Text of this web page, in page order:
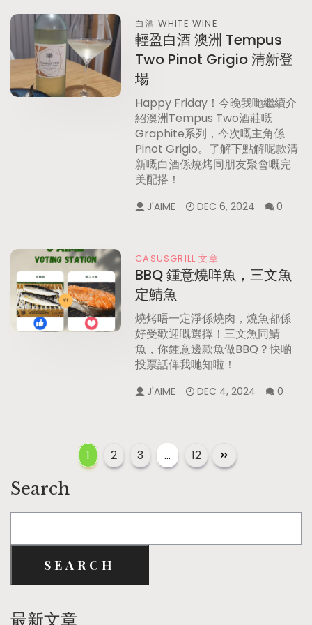
白酒 WHITE WINE
輕盈白酒 澳洲 Tempus
Two Pinot Grigio 清新登
場
Happy Friday！今晚我哋繼續介
紹澳洲Tempus Two酒莊嘅
Graphite系列，今次嘅主角係
Pinot Grigio。了解下點解呢款清
新嘅白酒係燒烤同朋友聚會嘅完
美配搭！
J'AIME DEC 6, 2024 0
CASUSGRILL 文章
BBQ 鍾意燒咩魚，三文魚
定鯖魚
燒烤唔一定淨係燒肉，燒魚都係
好受歡迎嘅選擇！三文魚同鯖
魚，你鍾意邊款魚做BBQ？快啲
投票話俾我哋知啦！
J'AIME DEC 4, 2024 0
1 2 3 … 12
Search
SEARCH
最新文章